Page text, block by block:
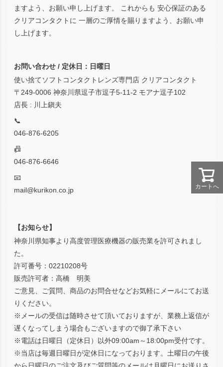
カートへ
ますよう、お願い申し上げます。 これからも 安心保証のある
クリアコンタクトに 一層のご厚情を賜りますよう、お願い申
し上げます。
お問い合わせ / 定休日：日曜日
使い捨てソフトコンタクトレンズ専門店 クリアコンタクト
〒249-0006 神奈川県逗子市逗子5-11-2 モアナ逗子102
店長 : 川上鎭夫
📞
046-876-6205
📠
046-876-6646
📧
mail@kurikon.co.jp
【お知らせ】
神奈川県知事より高度管理医療機器の販売業を許可されまし
た。
許可番号：02210208号
販売許可者：高橋 明美
ご意見、ご質問、商品のお問合せなどお気軽にメールにてお送
りください。
※メールの受信は随時させて頂いておりますが、業務上返信が
遅くなってしまう場合もございますので御了承下さい
※電話は日曜日（定休日）以外09:00am～18:00pm受付です。
※当店は毎週日曜日が定休日になっております。土曜日の午後